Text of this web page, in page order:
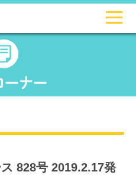
828号 2019.2.17発